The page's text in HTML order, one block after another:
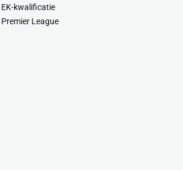
EK-kwalificatie
Premier League